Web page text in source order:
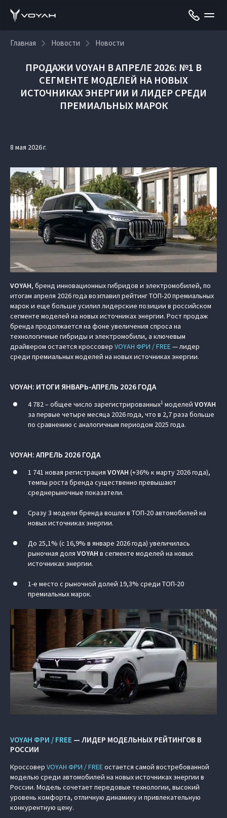
Главная Новости Новости
ПРОДАЖИ VOYAH В АПРЕЛЕ 2026: №1 В
СЕГМЕНТЕ МОДЕЛЕЙ НА НОВЫХ
ИСТОЧНИКАХ ЭНЕРГИИ И ЛИДЕР СРЕДИ
ПРЕМИАЛЬНЫХ МАРОК
8 мая 2026 г.
VOYAH, бренд инновационных гибридов и электромобилей, по
итогам апреля 2026 года возглавил рейтинг ТОП-20 премиальных
марок и еще больше усилил лидерские позиции в российском
сегменте моделей на новых источниках энергии. Рост продаж
бренда продолжается на фоне увеличения спроса на
технологичные гибриды и электромобили, а ключевым
драйвером остается кроссовер VOYAH ФРИ / FREE— лидер
среди премиальных моделей на новых источниках энергии.
VOYAH: ИТОГИ ЯНВАРЬ-АПРЕЛЬ 2026 ГОДА
4 782 – общее число зарегистрированных1 моделей VOYAH
за первые четыре месяца 2026 года, что в 2,7 раза больше
по сравнению с аналогичным периодом 2025 года.
VOYAH: АПРЕЛЬ 2026 ГОДА
1 741 новая регистрация VOYAH (+36% к марту 2026 года),
темпы роста бренда существенно превышают
среднерыночные показатели.
Сразу 3 модели бренда вошли в ТОП-20 автомобилей на
новых источниках энергии.
До 25,1% (с 16,9% в январе 2026 года) увеличилась
рыночная доля VOYAH в сегменте моделей на новых
источниках энергии.
1-е место с рыночной долей 19,3% среди ТОП-20
премиальных марок.
VOYAH ФРИ / FREE — ЛИДЕР МОДЕЛЬНЫХ РЕЙТИНГОВ В
РОССИИ
Кроссовер VOYAH ФРИ / FREEостается самой востребованной
моделью среди автомобилей на новых источниках энергии в
России. Модель сочетает передовые технологии, высокий
уровень комфорта, отличную динамику и привлекательную
конкурентную цену.